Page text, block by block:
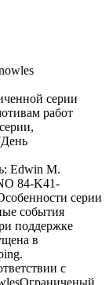
серии
работ
Edwin M.
84-K41-
серии
события
поддержке
в
с